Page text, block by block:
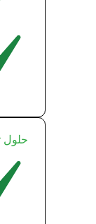
حلول